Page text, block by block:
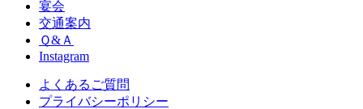
宴会
交通案内
Ｑ&Ａ
Instagram
よくあるご質問
プライバシーポリシー